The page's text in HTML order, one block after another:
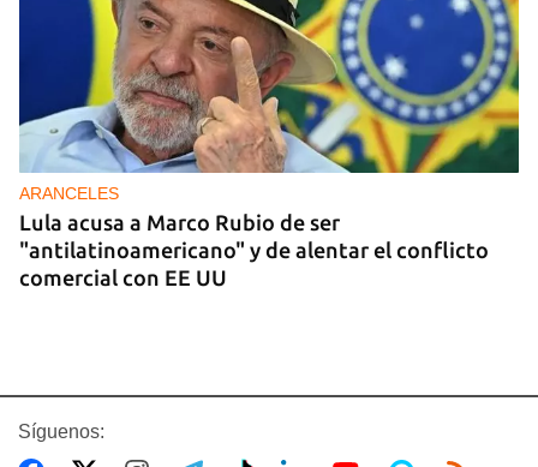
ARANCELES
Lula acusa a Marco Rubio de ser
"antilatinoamericano" y de alentar el conflicto
comercial con EE UU
Síguenos: